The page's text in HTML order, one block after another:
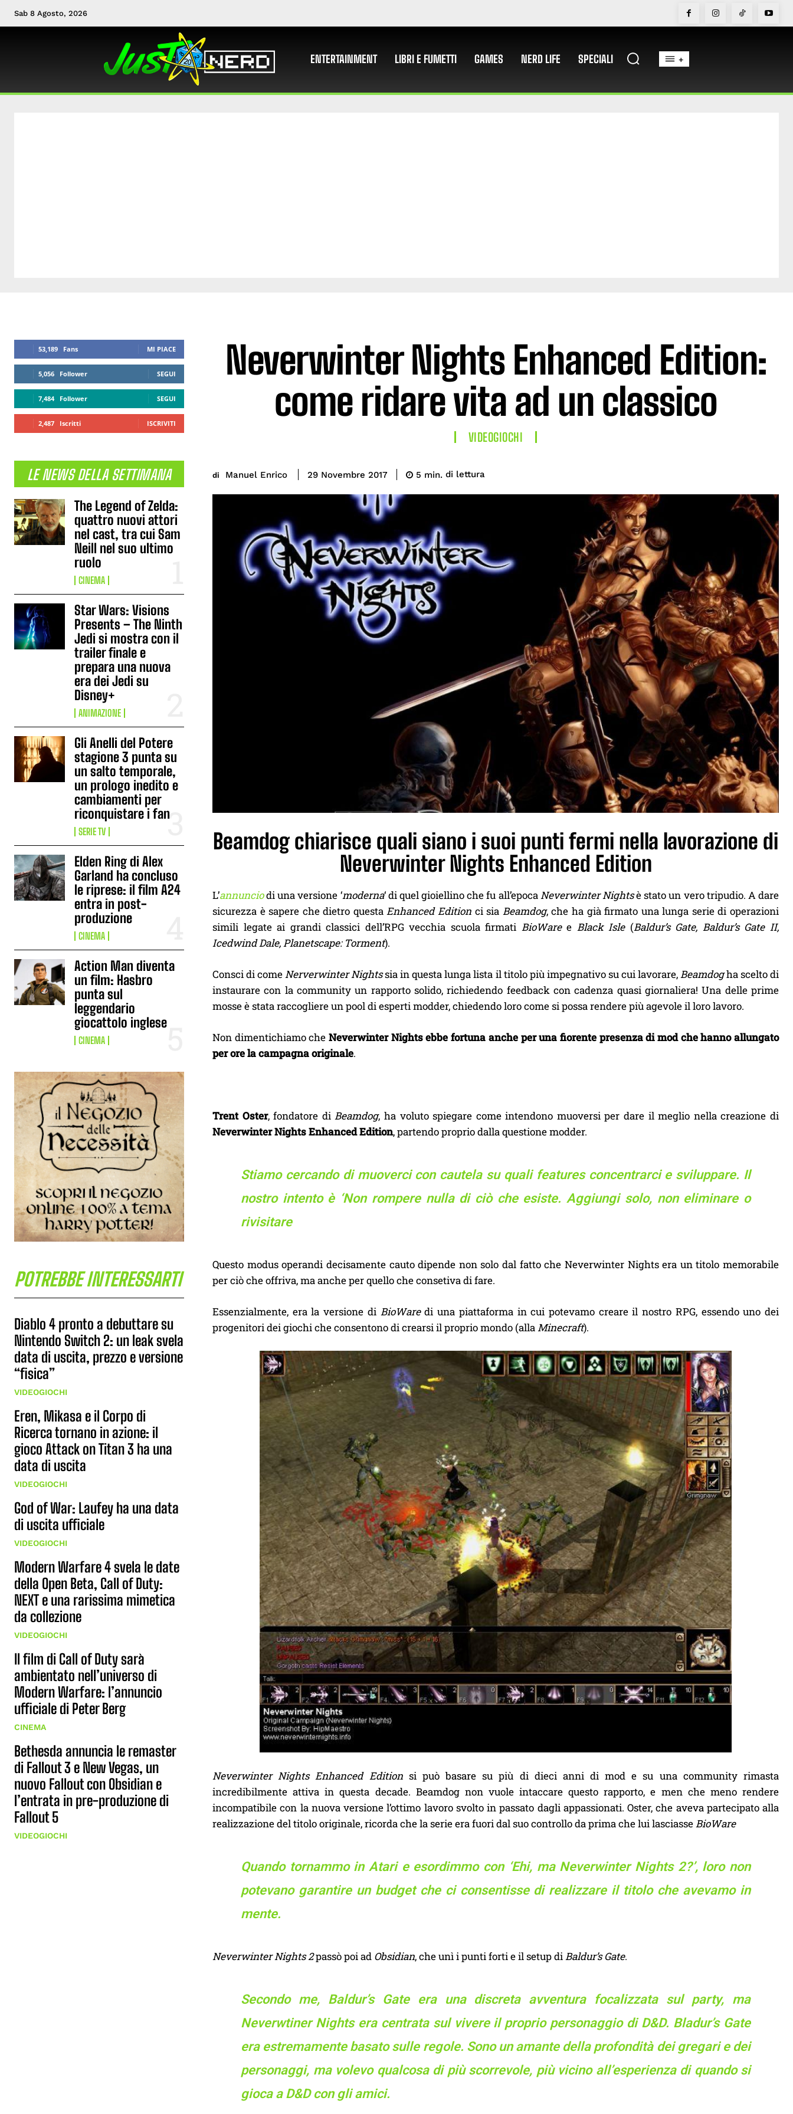
Sab 8 Agosto, 2026
ENTERTAINMENT LIBRI E FUMETTI GAMES NERD LIFE SPECIALI +
53,189 Fans MI PIACE
5,056 Follower SEGUI
7,484 Follower SEGUI
2,487 Iscritti ISCRIVITI
LE NEWS DELLA SETTIMANA
The Legend of Zelda:
quattro nuovi attori
nel cast, tra cui Sam
Neill nel suo ultimo
ruolo
CINEMA
Star Wars: Visions
Presents – The Ninth
Jedi si mostra con il
trailer finale e
prepara una nuova
era dei Jedi su
Disney+
ANIMAZIONE
Gli Anelli del Potere
stagione 3 punta su
un salto temporale,
un prologo inedito e
cambiamenti per
riconquistare i fan
SERIE TV
Elden Ring di Alex
Garland ha concluso
le riprese: il film A24
entra in post-
produzione
CINEMA
Action Man diventa
un film: Hasbro
punta sul
leggendario
giocattolo inglese
CINEMA
POTREBBE INTERESSARTI
Diablo 4 pronto a debuttare su
Nintendo Switch 2: un leak svela
data di uscita, prezzo e versione
“fisica”
VIDEOGIOCHI
Eren, Mikasa e il Corpo di
Ricerca tornano in azione: il
gioco Attack on Titan 3 ha una
data di uscita
VIDEOGIOCHI
God of War: Laufey ha una data
di uscita ufficiale
VIDEOGIOCHI
Modern Warfare 4 svela le date
della Open Beta, Call of Duty:
NEXT e una rarissima mimetica
da collezione
VIDEOGIOCHI
Il film di Call of Duty sarà
ambientato nell’universo di
Modern Warfare: l’annuncio
ufficiale di Peter Berg
CINEMA
Bethesda annuncia le remaster
di Fallout 3 e New Vegas, un
nuovo Fallout con Obsidian e
l’entrata in pre-produzione di
Fallout 5
VIDEOGIOCHI
Neverwinter Nights Enhanced Edition:
come ridare vita ad un classico
VIDEOGIOCHI
di Manuel Enrico 29 Novembre 2017 5 min. di lettura
Beamdog chiarisce quali siano i suoi punti fermi nella lavorazione di
Neverwinter Nights Enhanced Edition
L’annunciodi una versione ‘moderna‘ di quel gioiellino che fu all’epocaNeverwinter Nightsè stato un vero tripudio. A dare
sicurezza è sapere che dietro questaEnhanced Edition ci sia Beamdog, che ha già firmato una lunga serie di operazioni
simili legate ai grandi classici dell’RPG vecchia scuola firmati BioWaree Black Isle(Baldur’s Gate, Baldur’s Gate II,
Icedwind Dale, Planetscape: Torment).
Consci di comeNerverwinter Nightssia in questa lunga lista il titolo più impegnativo su cui lavorare,Beamdogha scelto di
instaurare con la community un rapporto solido, richiedendo feedback con cadenza quasi giornaliera! Una delle prime
mosse è stata raccogliere un pool di esperti modder, chiedendo loro come si possa rendere più agevole il loro lavoro.
Non dimentichiamo che Neverwinter Nights ebbe fortuna anche per una fiorente presenza di mod che hanno allungato
per ore la campagna originale.
Trent Oster, fondatore diBeamdog, ha voluto spiegare come intendono muoversi per dare il meglio nella creazione di
Neverwinter Nights Enhanced Edition, partendo proprio dalla questione modder.
Stiamo cercando di muoverci con cautela su quali features concentrarci e sviluppare. Il
nostro intento è ‘Non rompere nulla di ciò che esiste. Aggiungi solo, non eliminare o
rivisitare
Questo modus operandi decisamente cauto dipende non solo dal fatto che Neverwinter Nights era un titolo memorabile
per ciò che offriva, ma anche per quello che consetiva di fare.
Essenzialmente, era la versione di BioWaredi una piattaforma in cui potevamo creare il nostro RPG, essendo uno dei
progenitori dei giochi che consentono di crearsi il proprio mondo (allaMinecraft).
Neverwinter Nights Enhanced Editionsi può basare su più di dieci anni di mod e su una community rimasta
incredibilmente attiva in questa decade. Beamdog non vuole intaccare questo rapporto, e men che meno rendere
incompatibile con la nuova versione l’ottimo lavoro svolto in passato dagli appassionati. Oster, che aveva partecipato alla
realizzazione del titolo originale, ricorda che la serie era fuori dal suo controllo da prima che lui lasciasseBioWare
Quando tornammo in Atari e esordimmo con ‘Ehi, ma Neverwinter Nights 2?’, loro non
potevano garantire un budget che ci consentisse di realizzare il titolo che avevamo in
mente.
Neverwinter Nights 2passò poi ad Obsidian, che unì i punti forti e il setup diBaldur’s Gate.
Secondo me, Baldur’s Gate era una discreta avventura focalizzata sul party, ma
Neverwtiner Nights era centrata sul vivere il proprio personaggio di D&D. Bladur’s Gate
era estremamente basato sulle regole. Sono un amante della profondità dei gregari e dei
personaggi, ma volevo qualcosa di più scorrevole, più vicino all’esperienza di quando si
gioca a D&D con gli amici.